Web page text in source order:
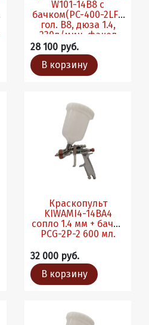
W101-14B8 с
бачком(PC-400-2LF).
гол. В8, дюза 1.4,
230л/мин, факел
275мм
28 100 руб.
В корзину
Краскопульт
KIWAMI4-14BA4
сопло 1.4 мм + бачок
PCG-2P-2 600 мл.
32 000 руб.
В корзину